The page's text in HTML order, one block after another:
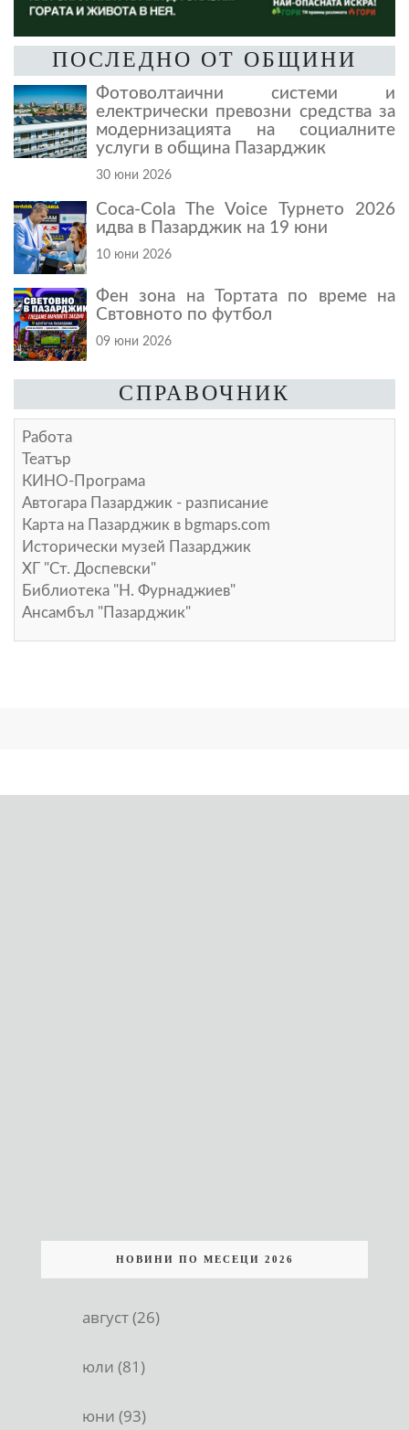
ПОСЛЕДНО ОТ ОБЩИНИ
Фотоволтаични системи и
електрически превозни средства за
модернизацията на социалните
услуги в община Пазарджик
30 юни 2026
Coca-Cola The Voice Турнето 2026
идва в Пазарджик на 19 юни
10 юни 2026
Фен зона на Тортата по време на
Свтовното по футбол
09 юни 2026
СПРАВОЧНИК
Работа
Театър
КИНО-Програма
Автогара Пазарджик - разписание
Карта на Пазарджик в bgmaps.com
Исторически музей Пазарджик
ХГ "Ст. Доспевски"
Библиотека "Н. Фурнаджиев"
Ансамбъл "Пазарджик"
НОВИНИ ПО МЕСЕЦИ 2026
август (26)
юли (81)
юни (93)